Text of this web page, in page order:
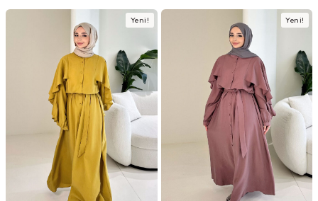
Yeni! Yeni!